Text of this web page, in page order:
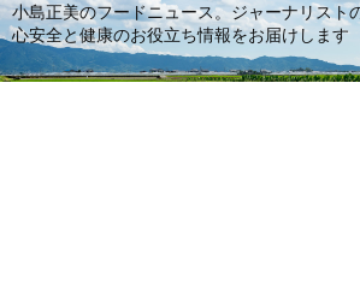
小島正美のフードニュース。ジャーナリスト
心安全と健康のお役立ち情報をお届けします